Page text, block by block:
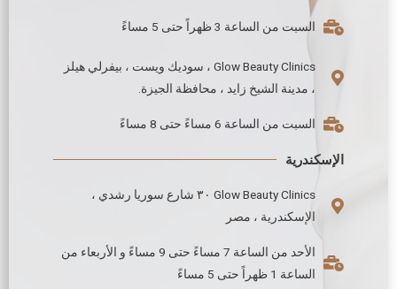
السبت من الساعة 3 ظهراً حتى 5 مساءً
Glow Beauty Clinics ، سوديك ويست ، بيفرلي هيلز
، مدينة الشيخ زايد ، محافظة الجيزة.
السبت من الساعة 6 مساءً حتى 8 مساءً
الإسكندرية
Glow Beauty Clinics ٣٠ شارع سوريا رشدي ،
الإسكندرية ، مصر
الأحد من الساعة 7 مساءً حتى 9 مساءً و الأربعاء من
الساعة 1 ظهراً حتى 5 مساءً